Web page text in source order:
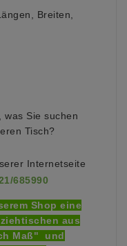
Breiten,
Sie suchen
Tisch?
Internetseite
685990
Shop eine
aus
Maß" und